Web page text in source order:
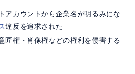
アカウントから企業名が明るみにな
違反を追求された
匠権・肖像権などの権利を侵害する